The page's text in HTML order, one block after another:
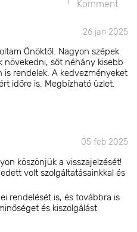
Komment
26 jan 2025
Önöktől. Nagyon szépek
növekedni, sőt néhány kisebb
is rendelek. A kedvezményeket
időre is. Megbízható üzlet.
05 feb 2025
köszönjük a visszajelzését!
volt szolgáltatásainkkal és
rendelését is, és továbbra is
és kiszolgálást